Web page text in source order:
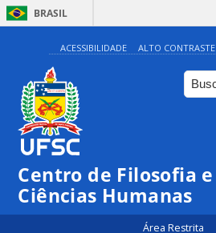
BRASIL
ACESSIBILIDADE ALTO CONTRASTE
Centro de Filosofia e
Ciências Humanas
Área Restrita